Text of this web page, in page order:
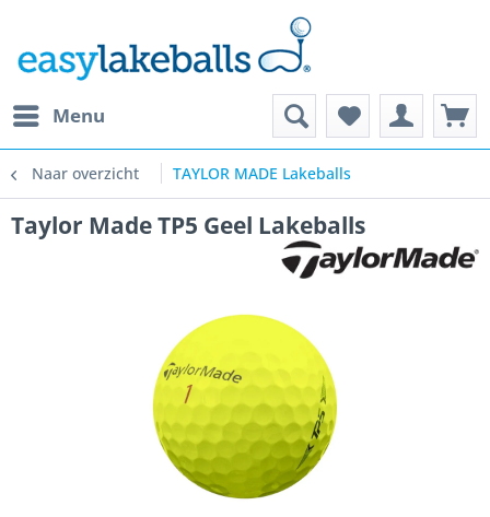
Menu
Naar overzicht TAYLOR MADE Lakeballs
Taylor Made TP5 Geel Lakeballs